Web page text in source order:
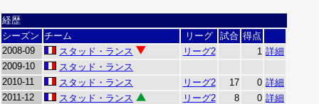
経歴
シーズン チーム リーグ 試合 得点
2008-09
スタッド・ランス リーグ2 1 詳細
2009-10
スタッド・ランス
2010-11
スタッド・ランス リーグ2 17 0 詳細
2011-12
スタッド・ランス リーグ2 8 0 詳細